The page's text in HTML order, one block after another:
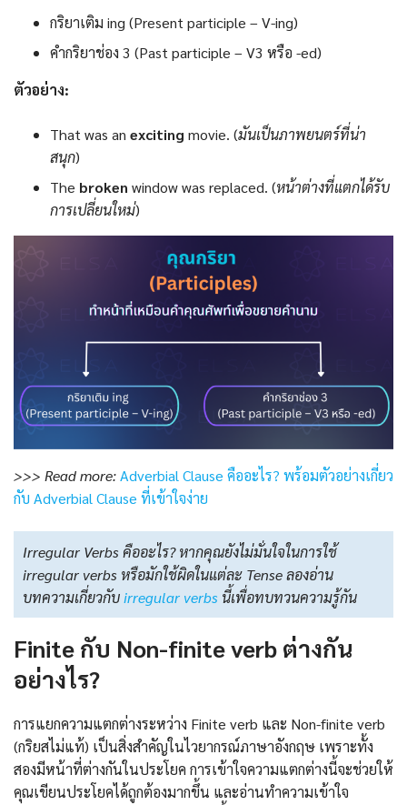
กริยาเติม ing (Present participle – V-ing)
คำกริยาช่อง 3 (Past participle – V3 หรือ -ed)
ตัวอย่าง:
That was an exciting movie. (มันเป็นภาพยนตร์ที่น่า
สนุก)
The broken window was replaced. (หน้าต่างที่แตกได้รับ
การเปลี่ยนใหม่)
>>> Read more:Adverbial Clause คืออะไร? พร้อมตัวอย่างเกี่ยว
กับ Adverbial Clause ที่เข้าใจง่าย
Irregular Verbs คืออะไร? หากคุณยังไม่มั่นใจในการใช้
irregular verbs หรือมักใช้ผิดในแต่ละ Tense ลองอ่าน
บทความเกี่ยวกับirregular verbs นี้เพื่อทบทวนความรู้กัน
Finite กับ Non-finite verb ต่างกัน
อย่างไร?
การแยกความแตกต่างระหว่าง Finite verb และ Non-finite verb
(กริยสไม่แท้) เป็นสิ่งสำคัญในไวยากรณ์ภาษาอังกฤษ เพราะทั้ง
สองมีหน้าที่ต่างกันในประโยค การเข้าใจความแตกต่างนี้จะช่วยให้
คุณเขียนประโยคได้ถูกต้องมากขึ้น และอ่านทำความเข้าใจ